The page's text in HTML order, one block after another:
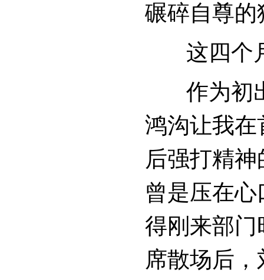
碾碎自尊
这四个月
作为初出
鸿沟让我
后强打精
曾是压在
得刚来部
席散场后